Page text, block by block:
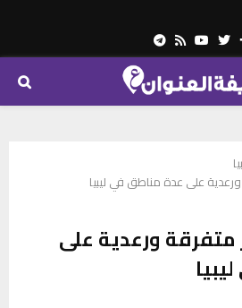
Facebook
Twitter
Youtube
Rss
Telegram
على عدة مناطق في ليبيا
ورعدية على